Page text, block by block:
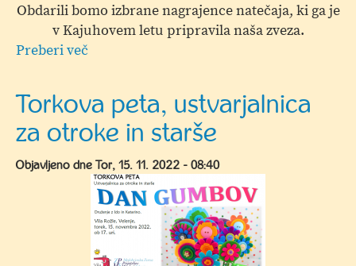
Obdarili bomo izbrane nagrajence natečaja, ki ga je
v Kajuhovem letu pripravila naša zveza.
Preberi več
ustvarjalnica
za
in
starše
Torkova peta, ustvarjalnica
za otroke in starše
Objavljeno dne Tor, 15. 11. 2022 - 08:40